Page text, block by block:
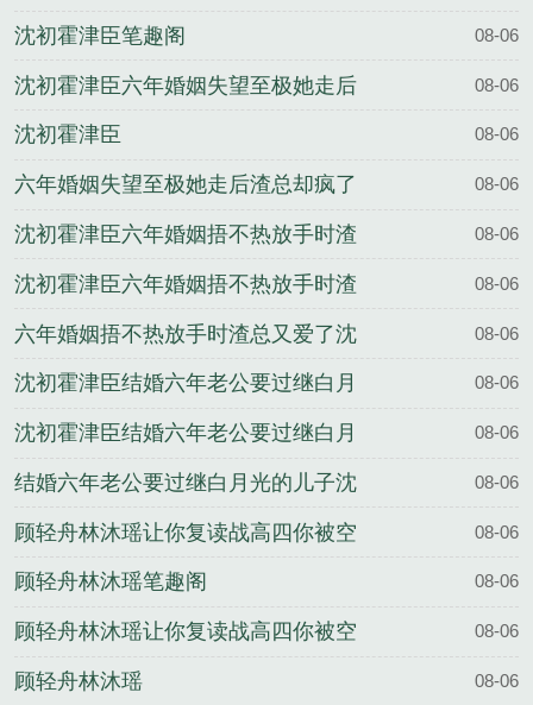
渣总却疯了完整版
沈初霍津臣笔趣阁 08-06
沈初霍津臣六年婚姻失望至极她走后
渣总却疯了全文
08-06
沈初霍津臣 08-06
六年婚姻失望至极她走后渣总却疯了
沈初霍津臣结局
08-06
沈初霍津臣六年婚姻捂不热放手时渣
总又爱了完整版
08-06
沈初霍津臣六年婚姻捂不热放手时渣
总又爱了全文
08-06
六年婚姻捂不热放手时渣总又爱了沈
初霍津臣结局
08-06
沈初霍津臣结婚六年老公要过继白月
光的儿子完整版
08-06
沈初霍津臣结婚六年老公要过继白月
光的儿子全文
08-06
结婚六年老公要过继白月光的儿子沈
初霍津臣结局
08-06
顾轻舟林沐瑶让你复读战高四你被空
军捡漏了完整版
08-06
顾轻舟林沐瑶笔趣阁 08-06
顾轻舟林沐瑶让你复读战高四你被空
军捡漏了全文
08-06
顾轻舟林沐瑶 08-06